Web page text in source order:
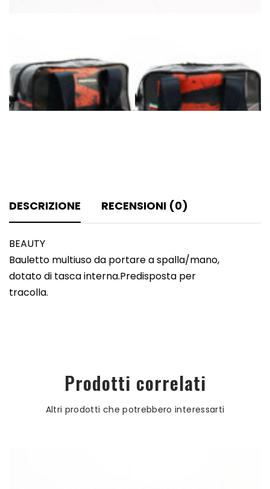
DESCRIZIONE RECENSIONI (0)
BEAUTY
Bauletto multiuso da portare a spalla/mano,
dotato di tasca interna.Predisposta per
tracolla.
Prodotti correlati
Altri prodotti che potrebbero interessarti